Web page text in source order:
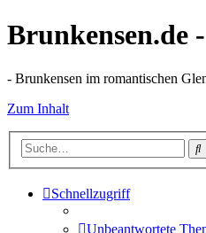
Brunkensen.de
- Brunkensen im romantischen
Zum Inhalt
Schnellzugriff
Unbeantwortete